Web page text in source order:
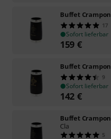
Buffet Crampon
17
Sofort lieferbar
159 €
Buffet Crampon
9
Sofort lieferbar
142 €
Buffet Crampon
Cla
5